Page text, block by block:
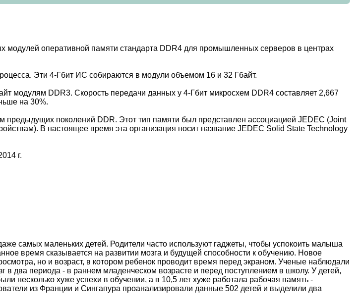
модулей оперативной памяти стандарта DDR4 для промышленных серверов в центрах
Эти 4-Гбит ИС собираются в модули объемом 16 и 32 Гбайт.
модулям DDR3. Скорость передачи данных у 4-Гбит микросхем DDR4 составляет 2,667
на 30%.
поколений DDR. Этот тип памяти был представлен ассоциацией JEDEC (Joint
В настоящее время эта организация носит название JEDEC Solid State Technology
г.
самых маленьких детей. Родители часто используют гаджеты, чтобы успокоить малыша
время сказывается на развитии мозга и будущей способности к обучению. Новое
но и возраст, в котором ребенок проводит время перед экраном. Ученые наблюдали
в два периода - в раннем младенческом возрасте и перед поступлением в школу. У детей,
несколько хуже успехи в обучении, а в 10,5 лет хуже работала рабочая память -
из Франции и Сингапура проанализировали данные 502 детей и выделили два